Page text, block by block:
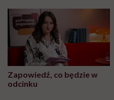
Zapowiedź, co będzie w
odcinku